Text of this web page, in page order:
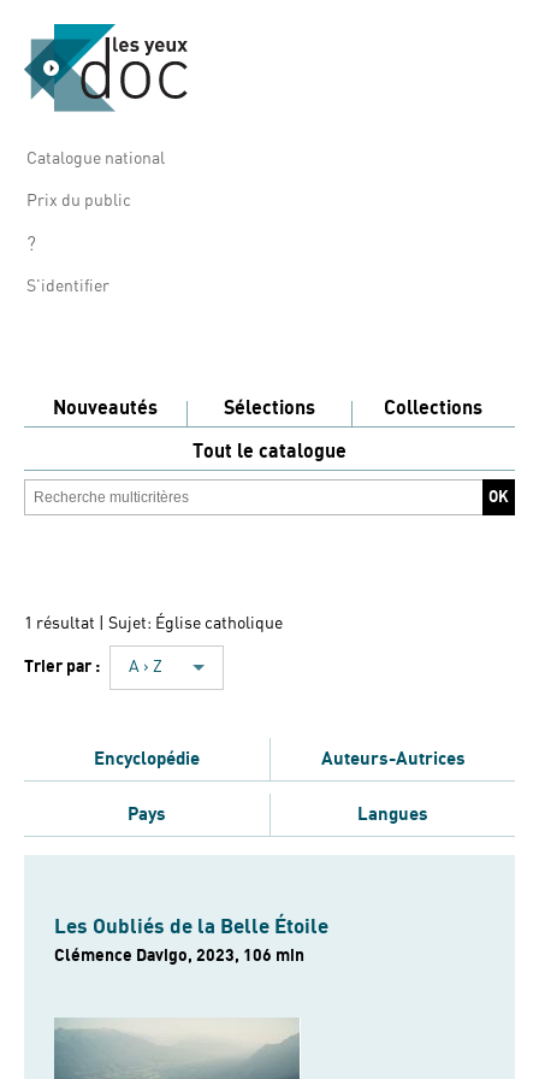
Catalogue national
Prix du public
?
S'identifier
Nouveautés Sélections
Collections
Tout le catalogue
1 résultat | Sujet: Église catholique
Trier par : A › Z
Encyclopédie Auteurs-Autrices
Pays Langues
Les Oubliés de la Belle Étoile
Clémence Davigo, 2023, 106 min